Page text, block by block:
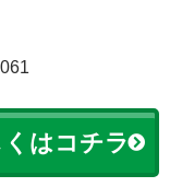
はコチラ